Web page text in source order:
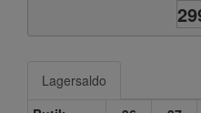
Lagersaldo